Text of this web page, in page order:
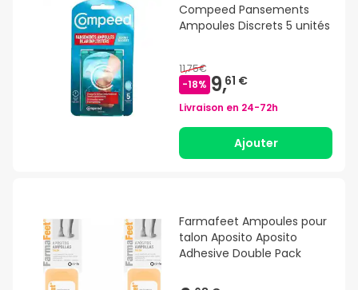
Compeed Pansements
Ampoules Discrets 5 unités
11,75€
-18% 9,61 €
Livraison en 24-72h
Ajouter
Farmafeet Ampoules pour
talon Aposito Aposito
Adhesive Double Pack